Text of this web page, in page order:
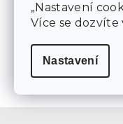
„Nastavení
Více se dozvíte
Nastavení
Skladem